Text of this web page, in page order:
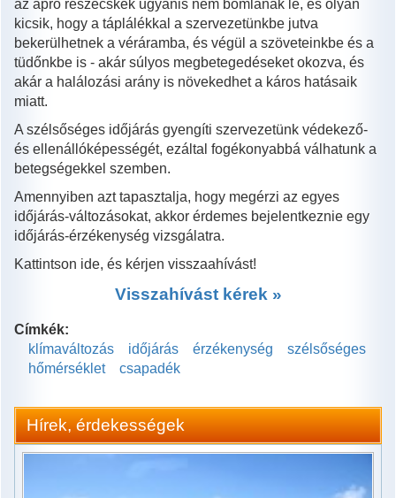
az apró részecskék ugyanis nem bomlanak le, és olyan
kicsik, hogy a táplálékkal a szervezetünkbe jutva
bekerülhetnek a véráramba, és végül a szöveteinkbe és a
tüdőnkbe is - akár súlyos megbetegedéseket okozva, és
akár a halálozási arány is növekedhet a káros hatásaik
miatt.
A szélsőséges időjárás gyengíti szervezetünk védekező-
és ellenállóképességét, ezáltal fogékonyabbá válhatunk a
betegségekkel szemben.
Amennyiben azt tapasztalja, hogy megérzi az egyes
időjárás-változásokat, akkor érdemes bejelentkeznie egy
időjárás-érzékenység vizsgálatra.
Kattintson ide, és kérjen visszaahívást!
Visszahívást kérek »
Címkék:
klímaváltozás
időjárás érzékenység
szélsőséges
hőmérséklet
csapadék
Hírek, érdekességek